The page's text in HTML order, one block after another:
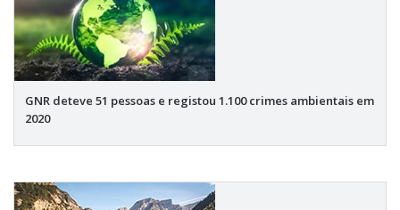
GNR deteve 51 pessoas e registou 1.100 crimes ambientais em
2020